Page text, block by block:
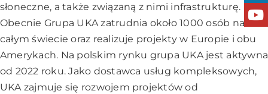
słoneczne, a także związaną z nimi infrastrukturę.
Obecnie Grupa UKA zatrudnia około 1000 osób na
całym świecie oraz realizuje projekty w Europie i obu
Amerykach. Na polskim rynku grupa UKA jest aktywna
od 2022 roku. Jako dostawca usług kompleksowych,
UKA zajmuje się rozwojem projektów od